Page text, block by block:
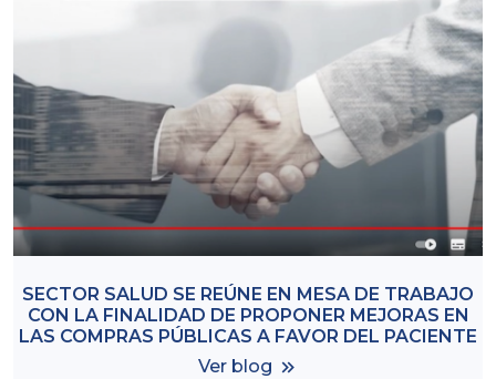
SECTOR SALUD SE REÚNE EN MESA DE TRABAJO
CON LA FINALIDAD DE PROPONER MEJORAS EN
LAS COMPRAS PÚBLICAS A FAVOR DEL PACIENTE
Ver blog